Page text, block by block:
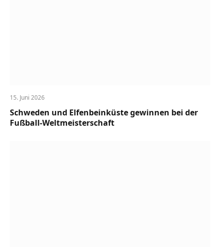
15. Juni 2026
Schweden und Elfenbeinküste gewinnen bei der
Fußball-Weltmeisterschaft